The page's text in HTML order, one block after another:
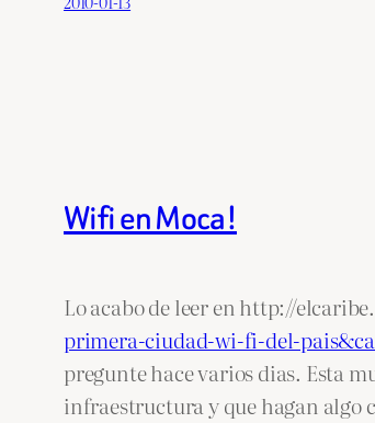
Wifi en Moca!
Lo acabo de leer en http://
primera-ciudad-wi-fi-del-
pregunte hace varios dias. Esta
infraestructura y que hagan algo